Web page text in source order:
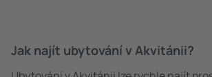
Jak najít ubytování v Akvitánii?